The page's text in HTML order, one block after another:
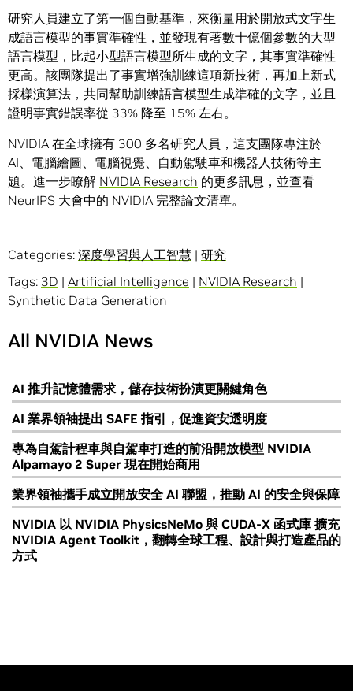
研究人員建立了第一個自動基準，來衡量用於開放式文字生
成語言模型的事實準確性，並發現有著數十億個參數的大型
語言模型，比起小型語言模型所生成的文字，其事實準確性
更高。該團隊提出了事實增強訓練這項新技術，再加上新式
採樣演算法，共同幫助訓練語言模型生成準確的文字，並且
證明事實錯誤率從 33% 降至 15% 左右。
NVIDIA 在全球擁有 300 多名研究人員，這支團隊專注於
AI、電腦繪圖、電腦視覺、自動駕駛車和機器人技術等主
題。進一步瞭解 NVIDIA Research 的更多訊息，並查看
NeurIPS 大會中的 NVIDIA 完整論文清單。
Categories: 深度學習與人工智慧 | 研究
Tags: 3D | Artificial Intelligence | NVIDIA Research |
Synthetic Data Generation
All NVIDIA News
AI 推升記憶體需求，儲存技術扮演更關鍵角色
AI 業界領袖提出 SAFE 指引，促進資安透明度
專為自駕計程車與自駕車打造的前沿開放模型 NVIDIA
Alpamayo 2 Super 現在開始商用
業界領袖攜手成立開放安全 AI 聯盟，推動 AI 的安全與保障
NVIDIA 以 NVIDIA PhysicsNeMo 與 CUDA-X 函式庫 擴充
NVIDIA Agent Toolkit，翻轉全球工程、設計與打造產品的
方式